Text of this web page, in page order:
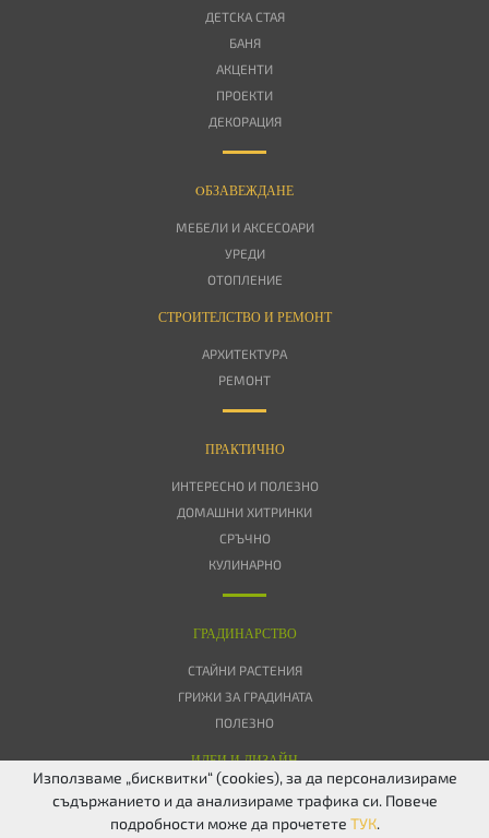
ДЕТСКА СТАЯ
БАНЯ
АКЦЕНТИ
ПРОЕКТИ
ДЕКОРАЦИЯ
OБЗАВЕЖДАНЕ
МЕБЕЛИ И АКСЕСОАРИ
УРЕДИ
ОТОПЛЕНИЕ
СТРОИТЕЛСТВО И РЕМОНТ
АРХИТЕКТУРА
РЕМОНТ
ПРАКТИЧНО
ИНТЕРЕСНО И ПОЛЕЗНО
ДОМАШНИ ХИТРИНКИ
СРЪЧНО
КУЛИНАРНО
ГРАДИНАРСТВО
СТАЙНИ РАСТЕНИЯ
ГРИЖИ ЗА ГРАДИНАТА
ПОЛЕЗНО
ИДЕИ И ДИЗАЙН
ПОВЕРИТЕЛНОСТ БИСКВИТКИ КОНТАКТИ
Използваме „бисквитки“ (cookies), за да персонализираме
съдържанието и да анализираме трафика си. Повече
подробности може да прочетете ТУК.